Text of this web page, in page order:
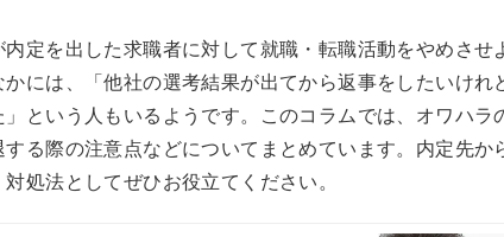
定を出した求職者に対して就職・転職活動をやめさせ
には、「他社の選考結果が出てから返事をしたいけれ
という人もいるようです。このコラムでは、オワハラ
る際の注意点などについてまとめています。内定先か
処法としてぜひお役立てください。